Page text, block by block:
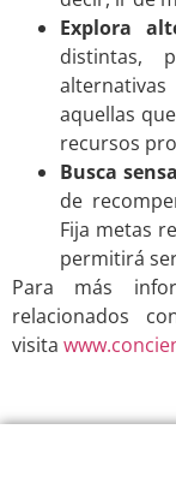
Explora
distintas,
aquellas
recursos
Busca
de
Fija metas
permitirá
Para más
relacionados
visita